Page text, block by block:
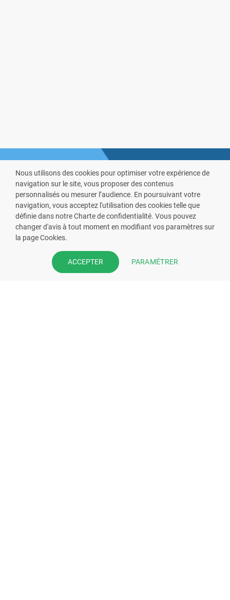
VOUS ÊTES PHARMACIEN ?
Prenez la main sur votre fiche
pharmacie et offrez à vos patient
l’application mobile de votre
Nous utilisons des cookies pour optimiser votre expérience de
navigation sur le site, vous proposer des contenus
personnalisés ou mesurer l’audience. En poursuivant votre
navigation, vous acceptez l'utilisation des cookies telle que
définie dans notre Charte de confidentialité. Vous pouvez
changer d'avis à tout moment en modifiant vos paramètres sur
la page Cookies.
ACCEPTER PARAMÉTRER